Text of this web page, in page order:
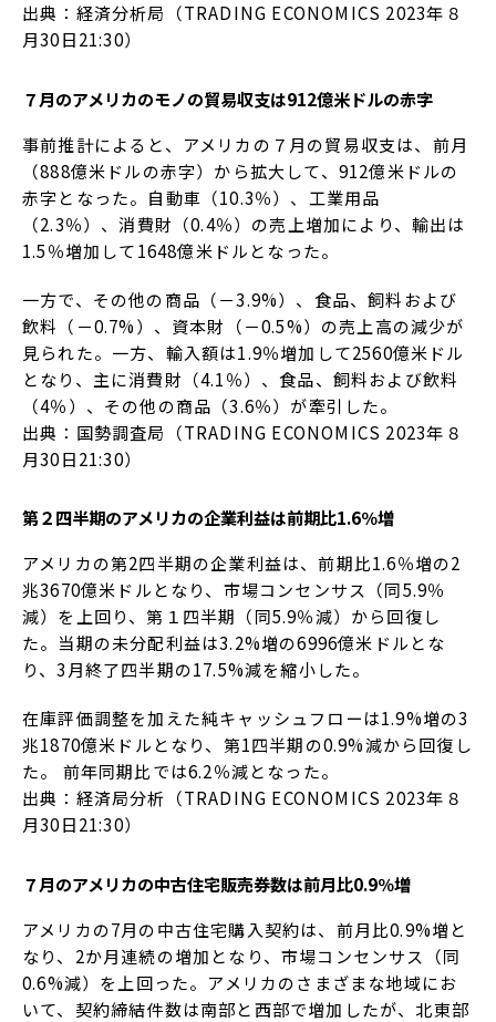
出典：経済分析局（TRADING ECONOMICS 2023年８
月30日21:30）
７月のアメリカのモノの貿易収支は912億米ドルの赤字
事前推計によると、アメリカの７月の貿易収支は、前月
（888億米ドルの赤字）から拡大して、912億米ドルの
赤字となった。自動車（10.3％）、工業用品
（2.3％）、消費財（0.4％）の売上増加により、輸出は
1.5％増加して1648億米ドルとなった。
一方で、その他の商品（－3.9%）、食品、飼料および
飲料（－0.7%）、資本財（－0.5%）の売上高の減少が
見られた。一方、輸入額は1.9％増加して2560億米ドル
となり、主に消費財（4.1％）、食品、飼料および飲料
（4％）、その他の商品（3.6％）が牽引した。
出典：国勢調査局（TRADING ECONOMICS 2023年８
月30日21:30）
第２四半期のアメリカの企業利益は前期比1.6％増
アメリカの第2四半期の企業利益は、前期比1.6％増の2
兆3670億米ドルとなり、市場コンセンサス（同5.9％
減）を上回り、第１四半期（同5.9％減）から回復し
た。当期の未分配利益は3.2%増の6996億米ドルとな
り、3月終了四半期の17.5%減を縮小した。
在庫評価調整を加えた純キャッシュフローは1.9%増の3
兆1870億米ドルとなり、第1四半期の0.9%減から回復し
た。 前年同期比では6.2％減となった。
出典：経済局分析（TRADING ECONOMICS 2023年８
月30日21:30）
７月のアメリカの中古住宅販売券数は前月比0.9％増
アメリカの7月の中古住宅購入契約は、前月比0.9%増と
なり、2か月連続の増加となり、市場コンセンサス（同
0.6%減）を上回った。アメリカのさまざまな地域にお
いて、契約締結件数は南部と西部で増加したが、北東部